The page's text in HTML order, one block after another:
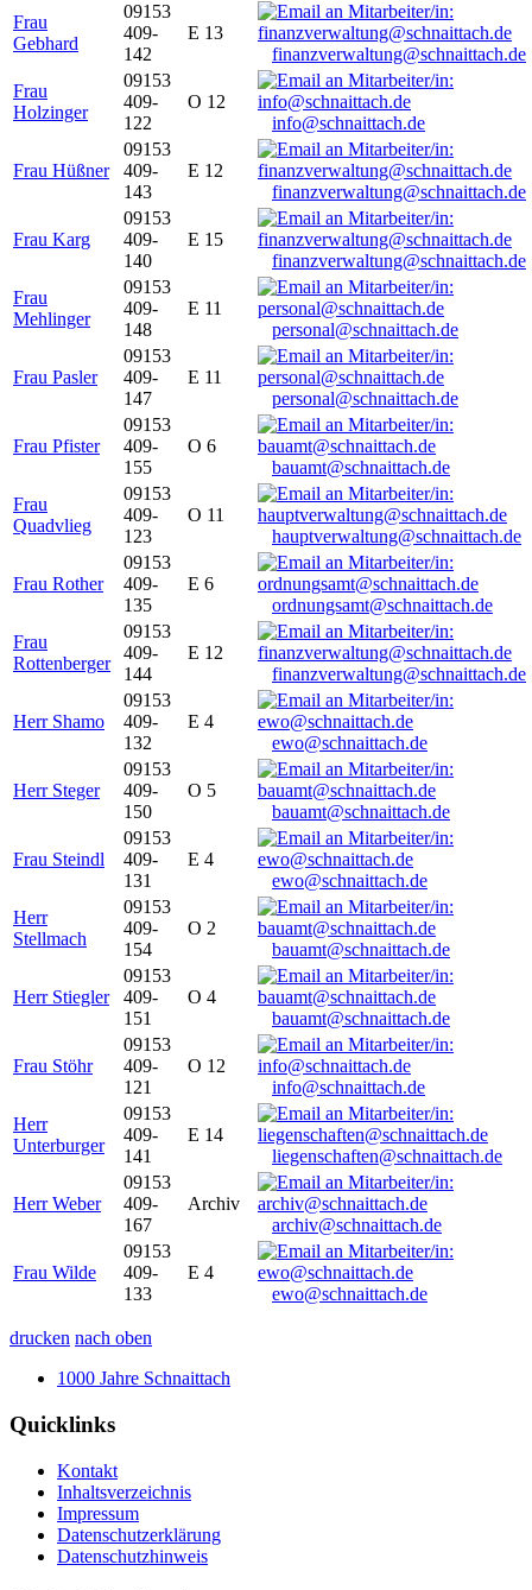
Frau
Gebhard
09153
409-
142
E 13
finanzverwaltung@schnaittach.de
Frau
Holzinger
09153
409-
122
O 12
info@schnaittach.de
Frau Hüßner
09153
409-
143
E 12
finanzverwaltung@schnaittach.de
Frau Karg
09153
409-
140
E 15
finanzverwaltung@schnaittach.de
Frau
Mehlinger
09153
409-
148
E 11
personal@schnaittach.de
Frau Pasler
09153
409-
147
E 11
personal@schnaittach.de
Frau Pfister
09153
409-
155
O 6
bauamt@schnaittach.de
Frau
Quadvlieg
09153
409-
123
O 11
hauptverwaltung@schnaittach.de
Frau Rother
09153
409-
135
E 6
ordnungsamt@schnaittach.de
Frau
Rottenberger
09153
409-
144
E 12
finanzverwaltung@schnaittach.de
Herr Shamo
09153
409-
132
E 4
ewo@schnaittach.de
Herr Steger
09153
409-
150
O 5
bauamt@schnaittach.de
Frau Steindl
09153
409-
131
E 4
ewo@schnaittach.de
Herr
Stellmach
09153
409-
154
O 2
bauamt@schnaittach.de
Herr Stiegler
09153
409-
151
O 4
bauamt@schnaittach.de
Frau Stöhr
09153
409-
121
O 12
info@schnaittach.de
Herr
Unterburger
09153
409-
141
E 14
liegenschaften@schnaittach.de
Herr Weber
09153
409-
167
Archiv
archiv@schnaittach.de
Frau Wilde
09153
409-
133
E 4
ewo@schnaittach.de
drucken nach oben
1000 Jahre Schnaittach
Quicklinks
Kontakt
Inhaltsverzeichnis
Impressum
Datenschutzerklärung
Datenschutzhinweis